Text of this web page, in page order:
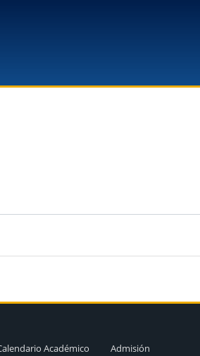
Académico Admisión